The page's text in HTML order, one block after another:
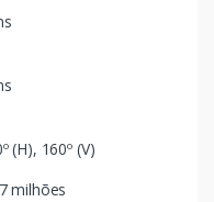
(H), 160º (V)
milhões